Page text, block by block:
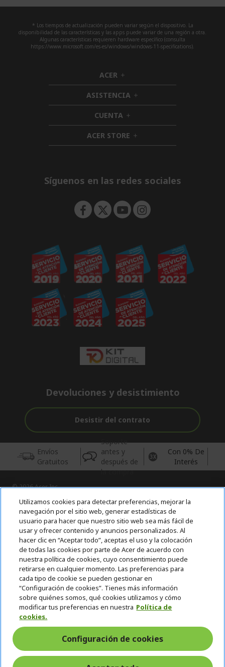
* Los tiempos de actualización pueden variar según el dispositivo. La
disponibilidad de las características y las apps puede variar de una región a otra.
Algunas características requieren hardware específico (consulta
https://www.microsoft.com/es-es/windows/windows-11-specifications).
ACER h
i
d
d
e
n
ASISTENCIA h
i
d
e
n
CUENTA h
i
d
d
ACER STORE h
i
e
Síguenos en las redes sociales
Devoluciones y desistimiento
Desistir del contrato
Envíos
Gratuitos
Soporte
antes y
después de
la compra
Con 0% De
Interés
© 2026 Acer Inc.
CPYou BV es el vendedor y distribuidor autorizado de los
productos y servicios ofrecidos en esta tienda.
Incluida la aportación para la gestión de RAEES, según RD.
110/2015, inscrita en el RII-AEE Nº 7573; de pilas y baterías, según
RD. 106/2008, inscrita en el RII-PYA Nº 2180. Adherida a los
sistemas integrales de gestión de ecopilas y ecoembes.
España
Utilizamos cookies para detectar preferencias, mejorar la
navegación por el sitio web, generar estadísticas de
usuario para hacer que nuestro sitio web sea más fácil de
usar y ofrecer contenido y anuncios personalizados. Al
hacer clic en “Aceptar todo”, aceptas el uso y la colocación
de todas las cookies por parte de Acer de acuerdo con
nuestra política de cookies, cuyo consentimiento puede
retirarse en cualquier momento. Las preferencias para
cada tipo de cookie se pueden gestionar en
“Configuración de cookies”. Tienes más información
sobre quiénes somos, qué cookies utilizamos y cómo
modificar tus preferencias en nuestra Política de
cookies.
Configuración de cookies